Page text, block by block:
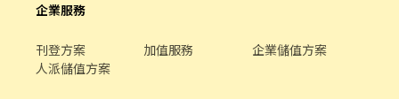
企業服務
刊登方案 加值服務
企業儲值方案
人派儲值方案